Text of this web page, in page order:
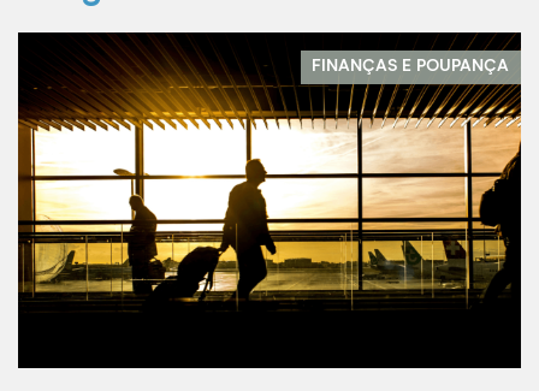
FINANÇAS E POUPANÇA